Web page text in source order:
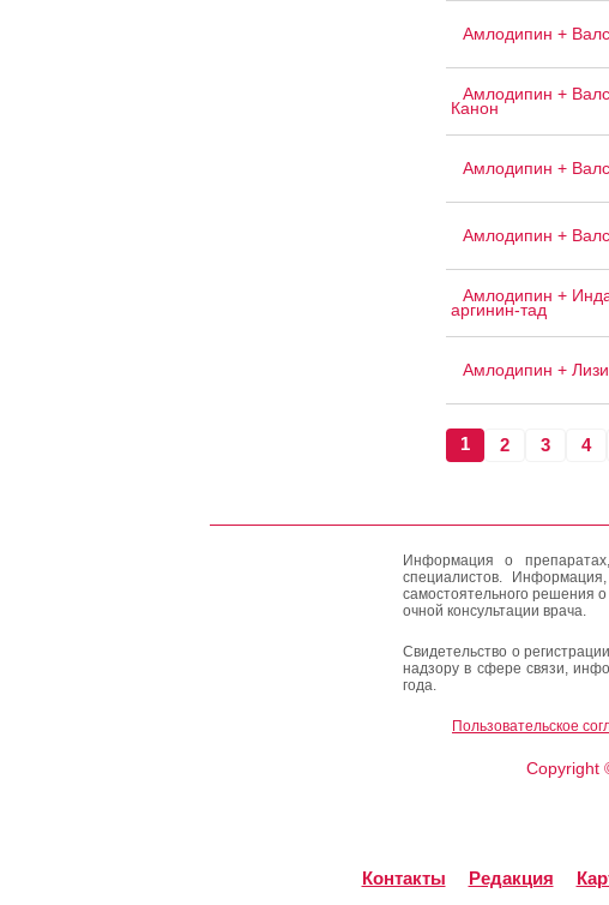
Амлодипин +
Амлодипин +
Канон
Амлодипин +
Амлодипин +
Амлодипин +
аргинин-тад
Амлодипин +
1 2 3 4
Информация о
специалистов.
самостоятельного решения
очной консультации врача.
Свидетельство о
надзору в сфере связи,
года.
Пользовательское
Copyright
Контакты Редакция